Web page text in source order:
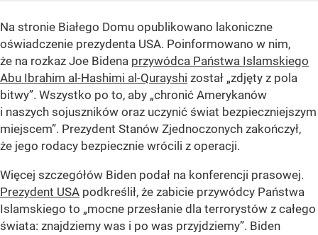
Na stronie Białego Domu opublikowano lakoniczne
oświadczenie prezydenta USA. Poinformowano w nim,
że na rozkaz Joe Bidena przywódca Państwa Islamskiego
Abu Ibrahim al-Hashimi al-Qurayshi został „zdjęty z pola
bitwy”. Wszystko po to, aby „chronić Amerykanów
i naszych sojuszników oraz uczynić świat bezpieczniejszym
miejscem”. Prezydent Stanów Zjednoczonych zakończył,
że jego rodacy bezpiecznie wrócili z operacji.
Więcej szczegółów Biden podał na konferencji prasowej.
Prezydent USA podkreślił, że zabicie przywódcy Państwa
Islamskiego to „mocne przesłanie dla terrorystów z całego
świata: znajdziemy was i po was przyjdziemy”. Biden